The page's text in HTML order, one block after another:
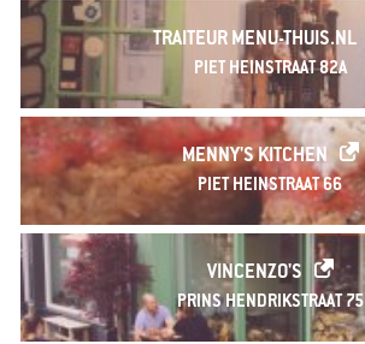
TRAITEUR MENU-THUIS.NL
PIET HEINSTRAAT 82A
MENNY'S KITCHEN
PIET HEINSTRAAT 66
VINCENZO'S
PRINS HENDRIKSTRAAT 75